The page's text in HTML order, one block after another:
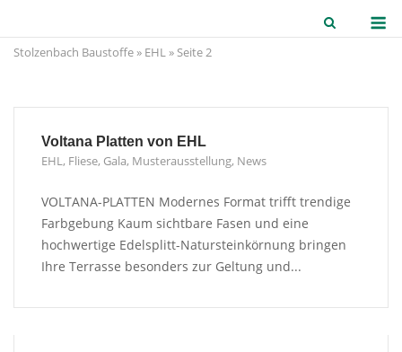
to
content
Stolzenbach Baustoffe » EHL » Seite 2
Voltana Platten von EHL
EHL, Fliese, Gala, Musterausstellung, News
VOLTANA-PLATTEN Modernes Format trifft trendige
Farbgebung Kaum sichtbare Fasen und eine
hochwertige Edelsplitt-Natursteinkörnung bringen
Ihre Terrasse besonders zur Geltung und...